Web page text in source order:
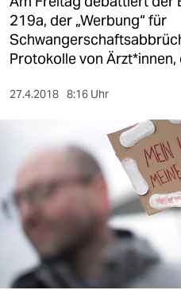
öko
gesellschaft
kultur
sport
berlin
nord
wahrheit
verlag
219a, der „Werbung“ für
Protokolle von
27.4.2018 8:16 Uhr